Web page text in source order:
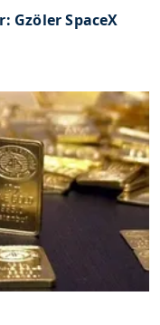
Gzöler SpaceX